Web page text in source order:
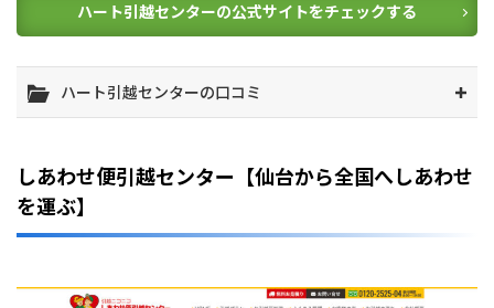
ハート引越センターの公式サイトをチェックする
ハート引越センターの口コミ
しあわせ便引越センター【仙台から全国へしあわせ
を運ぶ】